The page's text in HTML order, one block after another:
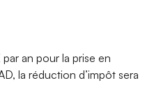
an pour la prise en
la réduction d’impôt sera